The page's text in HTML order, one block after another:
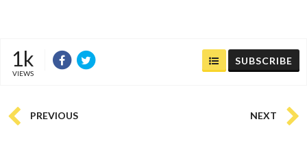
1k
VIEWS
SUBSCRIBE
PREVIOUS NEXT